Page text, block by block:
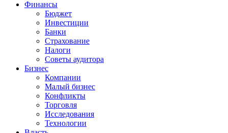
Финансы
Бюджет
Инвестиции
Банки
Страхование
Налоги
Советы аудитора
Бизнес
Компании
Малый бизнес
Конфликты
Торговля
Исследования
Технологии